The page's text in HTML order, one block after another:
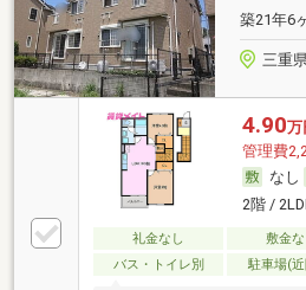
築21年6
三重
4.90万
管理費
なし
2階 /
礼金なし 敷金な
バス・トイレ別
駐車場(